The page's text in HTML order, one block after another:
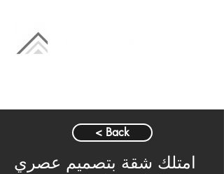
< Back
امتلك شقة بتصميم عصري